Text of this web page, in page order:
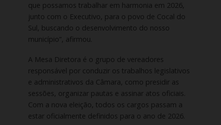
que possamos trabalhar em harmonia em 2026,
junto com o Executivo, para o povo de Cocal do
Sul, buscando o desenvolvimento do nosso
município”, afirmou.
A Mesa Diretora é o grupo de vereadores
responsável por conduzir os trabalhos legislativos
e administrativos da Câmara, como presidir as
sessões, organizar pautas e assinar atos oficiais.
Com a nova eleição, todos os cargos passam a
estar oficialmente definidos para o ano de 2026.